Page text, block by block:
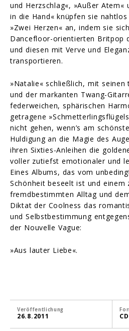
und Herzschlag«, »Außer Atem«
in die Hand« knüpfen sie
»Zwei Herzen« an, indem sie
Dancefloor-orientierten Britpop
und diesen mit Verve und
transportieren.
»Natalie« schließlich, mit seinen
und der markanten Twang-
federweichen, sphärischen
getragene
nicht gehen, wenn’s am
Huldigung an die Magie des
ihren Sixties-Anleihen die
voller zutiefst emotionaler und
Eines Albums, das vom
Schönheit beseelt ist und einem
fremdbestimmten Alltag und
Diktat der Coolness das
und Selbstbestimmung
der Nouvelle Vague:
»Aus lauter Liebe«.
Veröffentlichung
26.8.2011 CD